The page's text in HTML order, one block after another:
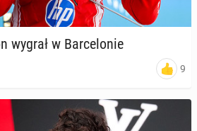
wygrał w Bar­ce­lo­nie
9